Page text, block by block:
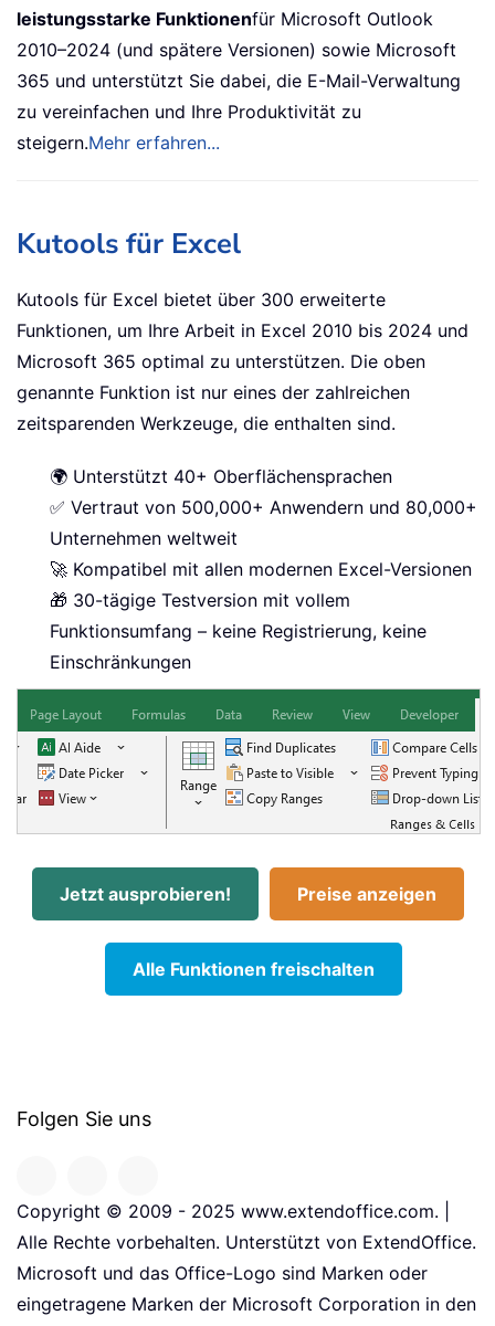
leistungsstarke Funktionenfür Microsoft Outlook
2010–2024 (und spätere Versionen) sowie Microsoft
365 und unterstützt Sie dabei, die E-Mail-Verwaltung
zu vereinfachen und Ihre Produktivität zu
steigern.Mehr erfahren...
Kutools für Excel
Kutools für Excel bietet über 300 erweiterte
Funktionen, um Ihre Arbeit in Excel 2010 bis 2024 und
Microsoft 365 optimal zu unterstützen. Die oben
genannte Funktion ist nur eines der zahlreichen
zeitsparenden Werkzeuge, die enthalten sind.
🌍 Unterstützt 40+ Oberflächensprachen
✅ Vertraut von 500,000+ Anwendern und 80,000+
Unternehmen weltweit
🚀 Kompatibel mit allen modernen Excel-Versionen
🎁 30-tägige Testversion mit vollem
Funktionsumfang – keine Registrierung, keine
Einschränkungen
Jetzt ausprobieren! Preise anzeigen
Alle Funktionen freischalten
Folgen Sie uns
Copyright © 2009 - 2025 www.extendoffice.com. |
Alle Rechte vorbehalten. Unterstützt von ExtendOffice.
Microsoft und das Office-Logo sind Marken oder
eingetragene Marken der Microsoft Corporation in den